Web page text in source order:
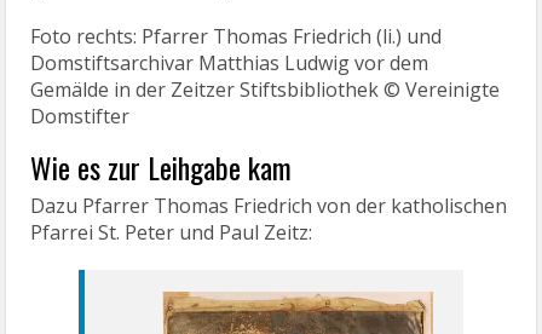
Foto rechts: Pfarrer Thomas Friedrich (li.) und
Domstiftsarchivar Matthias Ludwig vor dem
Gemälde in der Zeitzer Stiftsbibliothek © Vereinigte
Domstifter
Wie es zur Leihgabe kam
Dazu Pfarrer Thomas Friedrich von der katholischen
Pfarrei St. Peter und Paul Zeitz: